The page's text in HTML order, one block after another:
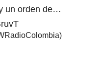
un orden de…